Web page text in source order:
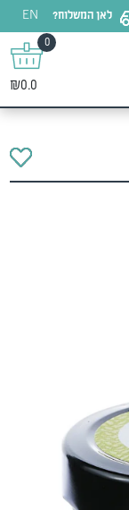
לאן המשלוח?
EN
0
₪0.0